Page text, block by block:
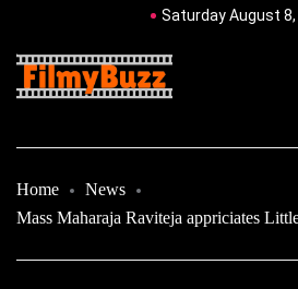
Saturday August 8,
Home
News
Mass Maharaja Raviteja appriciates